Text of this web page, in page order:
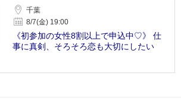
千葉
8/7(金) 19:00
《初参加の女性8割以上で申込中♡》 仕
事に真剣、そろそろ恋も大切にしたい